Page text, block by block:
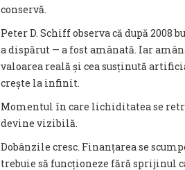
conservă.
Peter D. Schiff observa că după
a dispărut — a fost amânată. Iar
valoarea reală și cea susținută
crește la infinit.
Momentul în care lichiditatea se
devine vizibilă.
Dobânzile cresc. Finanțarea se
trebuie să funcționeze fără sprijinul